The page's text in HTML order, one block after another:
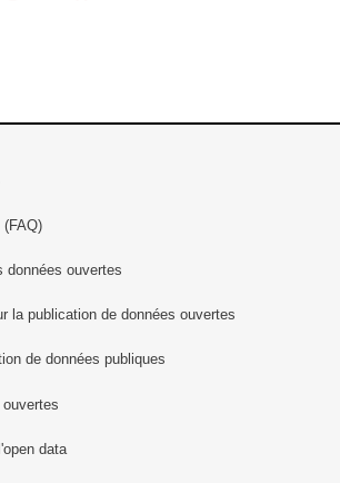
données ouvertes
la publication de données ouvertes
de données publiques
data